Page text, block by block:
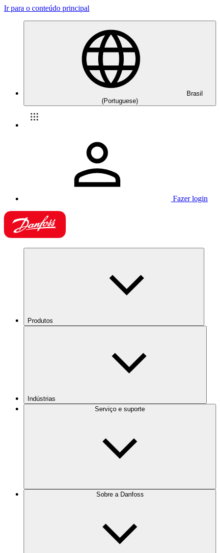
Ir para o conteúdo principal
Brasil
(Portuguese)
Fazer login
Produtos
Indústrias
Serviço e suporte
Sobre a Danfoss